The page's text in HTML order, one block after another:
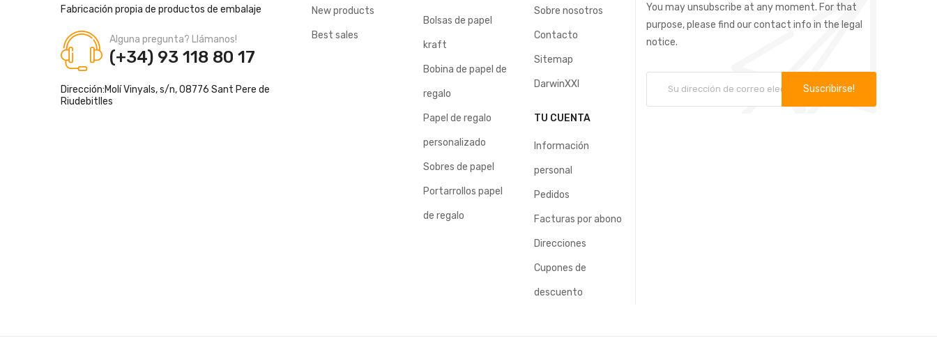
Fabricación propia de productos de embalaje
Alguna pregunta? Llámanos!
(+34) 93 118 80 17
Dirección:Molí Vinyals, s/n, 08776 Sant Pere de
Riudebitlles
New products
Best sales
Bolsas de papel
kraft
Bobina de papel de
regalo
Papel de regalo
personalizado
Sobres de papel
Portarrollos papel
de regalo
Sobre nosotros
Contacto
Sitemap
DarwinXXI
TU CUENTA
Información
personal
Pedidos
Facturas por abono
Direcciones
Cupones de
descuento
You may unsubscribe at any moment. For that
purpose, please find our contact info in the legal
notice.